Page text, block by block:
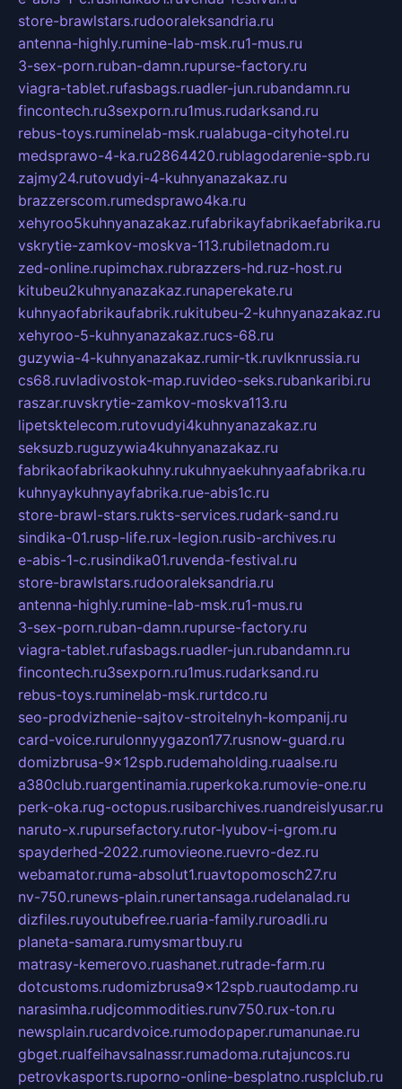
store-brawlstars.rudooraleksandria.ru
antenna-highly.rumine-lab-msk.ru1-mus.ru
3-sex-porn.ruban-damn.rupurse-factory.ru
viagra-tablet.rufasbags.ruadler-jun.rubandamn.ru
fincontech.ru3sexporn.ru1mus.rudarksand.ru
rebus-toys.ruminelab-msk.rualabuga-cityhotel.ru
medsprawo-4-ka.ru2864420.rublagodarenie-spb.ru
zajmy24.rutovudyi-4-kuhnyanazakaz.ru
brazzerscom.rumedsprawo4ka.ru
xehyroo5kuhnyanazakaz.rufabrikayfabrikaefabrika.ru
vskrytie-zamkov-moskva-113.rubiletnadom.ru
zed-online.rupimchax.rubrazzers-hd.ruz-host.ru
kitubeu2kuhnyanazakaz.runaperekate.ru
kuhnyaofabrikaufabrik.rukitubeu-2-kuhnyanazakaz.ru
xehyroo-5-kuhnyanazakaz.rucs-68.ru
guzywia-4-kuhnyanazakaz.rumir-tk.ruvlknrussia.ru
cs68.ruvladivostok-map.ruvideo-seks.rubankaribi.ru
raszar.ruvskrytie-zamkov-moskva113.ru
lipetsktelecom.rutovudyi4kuhnyanazakaz.ru
seksuzb.ruguzywia4kuhnyanazakaz.ru
fabrikaofabrikaokuhny.rukuhnyaekuhnyaafabrika.ru
kuhnyaykuhnyayfabrika.rue-abis1c.ru
store-brawl-stars.rukts-services.rudark-sand.ru
sindika-01.rusp-life.rux-legion.rusib-archives.ru
e-abis-1-c.rusindika01.ruvenda-festival.ru
store-brawlstars.rudooraleksandria.ru
antenna-highly.rumine-lab-msk.ru1-mus.ru
3-sex-porn.ruban-damn.rupurse-factory.ru
viagra-tablet.rufasbags.ruadler-jun.rubandamn.ru
fincontech.ru3sexporn.ru1mus.rudarksand.ru
rebus-toys.ruminelab-msk.rurtdco.ru
seo-prodvizhenie-sajtov-stroitelnyh-kompanij.ru
card-voice.rurulonnyygazon177.rusnow-guard.ru
domizbrusa-9x12spb.rudemaholding.ruaalse.ru
a380club.ruargentinamia.ruperkoka.rumovie-one.ru
perk-oka.rug-octopus.rusibarchives.ruandreislyusar.ru
naruto-x.rupursefactory.rutor-lyubov-i-grom.ru
spayderhed-2022.rumovieone.ruevro-dez.ru
webamator.ruma-absolut1.ruavtopomosch27.ru
nv-750.runews-plain.runertansaga.rudelanalad.ru
dizfiles.ruyoutubefree.ruaria-family.ruroadli.ru
planeta-samara.rumysmartbuy.ru
matrasy-kemerovo.ruashanet.rutrade-farm.ru
dotcustoms.rudomizbrusa9x12spb.ruautodamp.ru
narasimha.rudjcommodities.runv750.rux-ton.ru
newsplain.rucardvoice.rumodopaper.rumanunae.ru
gbget.rualfeihavsalnassr.rumadoma.rutajuncos.ru
petrovkasports.ruporno-online-besplatno.rusplclub.ru